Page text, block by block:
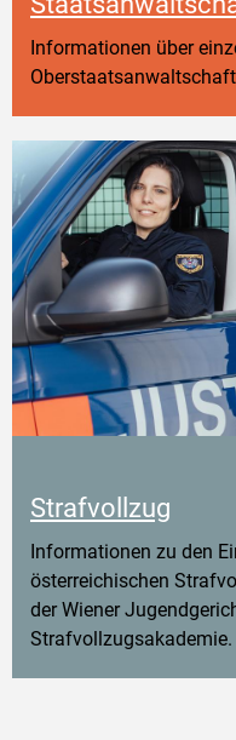
Informationen über
Strafvollzug
Informationen zu den
österreichischen
der Wiener
Strafvollzugsakademie.